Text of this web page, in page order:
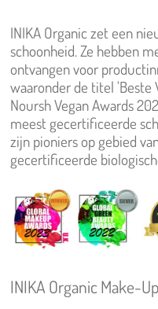
INIKA Organic zet een
schoonheid. Ze hebben
ontvangen voor
waaronder de titel 'Beste
Noursh Vegan Awards
meest gecertificeerde
zijn pioniers op gebied
gecertificeerde
INIKA Organic Make-Up